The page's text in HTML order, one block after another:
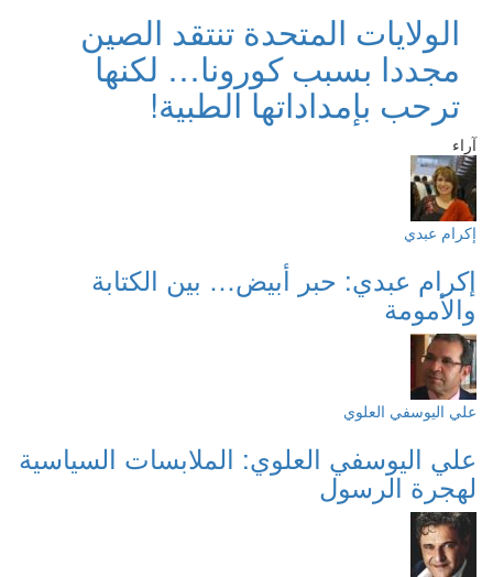
الولايات المتحدة تنتقد الصين
مجددا بسبب كورونا… لكنها
ترحب بإمداداتها الطبية!
آراء
إكرام عبدي
إكرام عبدي: حبر أبيض… بين الكتابة
والأمومة
علي اليوسفي العلوي
علي اليوسفي العلوي: الملابسات السياسية
لهجرة الرسول